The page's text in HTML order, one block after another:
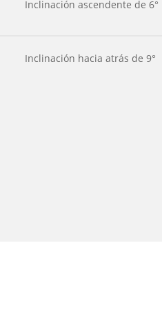
Inclinación ascendente de 6°
Inclinación hacia atrás de 9°